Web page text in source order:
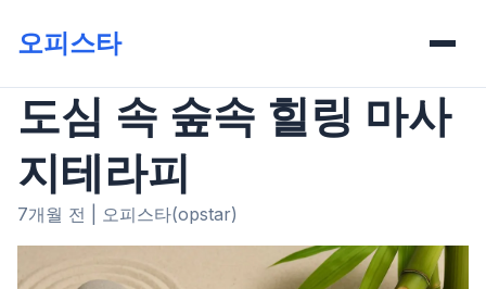
오피스타
도심 속 숲속 힐링 마사
지테라피
7개월 전 오피스타(opstar)